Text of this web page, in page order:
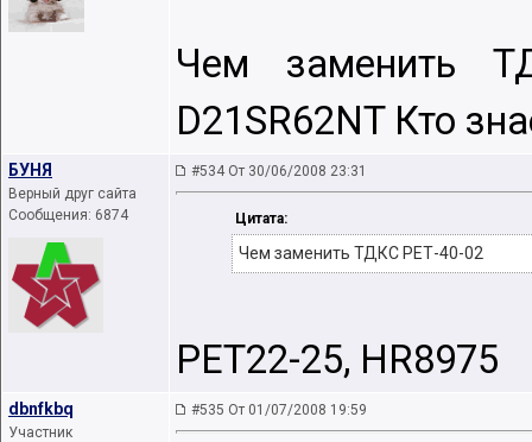
Чем заменить
D21SR62NT Кто
БУНЯ
Верный друг сайта
Сообщения: 6874
#534 От 30/06/2008 23:31
Цитата:
Чем заменить ТДКС РЕТ-40-02
PET22-25, HR8975
dbnfkbq
Участник
#535 От 01/07/2008 19:59